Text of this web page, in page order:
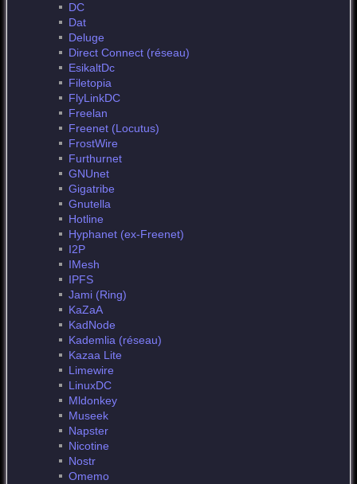
DC
Dat
Deluge
Direct Connect (réseau)
EsikaltDc
Filetopia
FlyLinkDC
Freelan
Freenet (Locutus)
FrostWire
Furthurnet
GNUnet
Gigatribe
Gnutella
Hotline
Hyphanet (ex-Freenet)
I2P
IMesh
IPFS
Jami (Ring)
KaZaA
KadNode
Kademlia (réseau)
Kazaa Lite
Limewire
LinuxDC
Mldonkey
Museek
Napster
Nicotine
Nostr
Omemo